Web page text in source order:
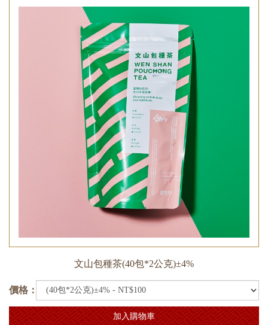
文山包種茶(40包*2公克)±4%
價格：
加入購物車